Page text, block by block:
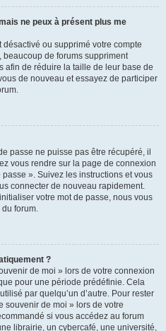
ne peux à présent plus me
désactivé ou supprimé votre compte
de forums suppriment
afin de réduire la taille de leur base de
de nouveau et essayez de participer
passe ne puisse pas être récupéré, il
vous rendre sur la page de connexion
». Suivez les instructions et vous
connecter de nouveau rapidement.
votre mot de passe, nous vous
forum.
?
de moi » lors de votre connexion
pour une période prédéfinie. Cela
par quelqu’un d’autre. Pour rester
souvenir de moi » lors de votre
si vous accédez au forum
librairie, un cybercafé, une université,